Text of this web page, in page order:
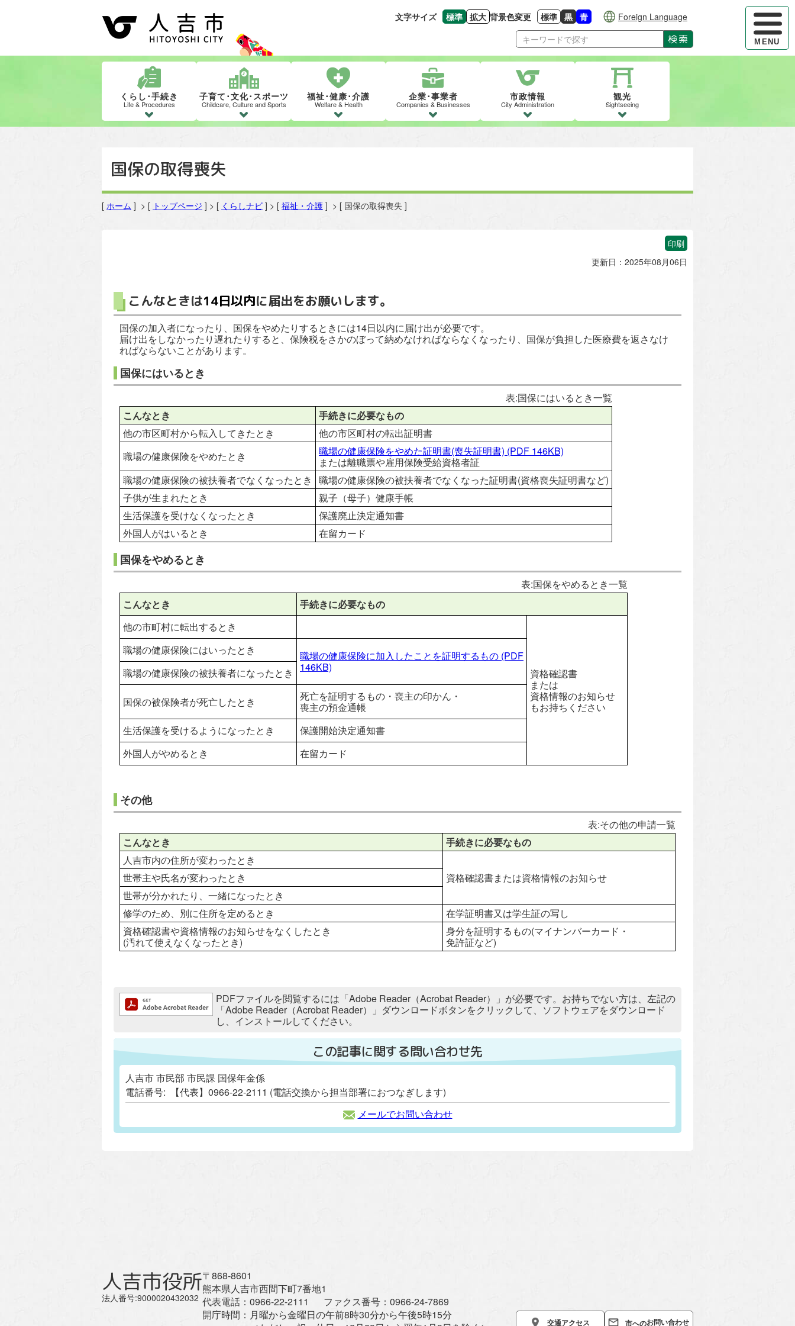
ハンバー
MENU
文字サイズ 標準
文字の大きさをもとの大きさに戻す
拡大
文字を大きくする
背景色変更 標準
背景色の変更：白
黒
背景色の変更：黒
青
背景色の変更：青
Foreign Language
検索
くらし･手続き
Life & Procedures
子育て･文化･スポーツ
Childcare, Culture and Sports
福祉･健康･介護
Welfare & Health
企業･事業者
Companies & Businesses
市政情報
City Administration
観光
Sightseeing
国保の取得喪失
[ ホーム ] > [ トップページ ] > [ くらしナビ ] > [ 福祉・介護 ] > [ 国保の取得喪失 ]
印刷
更新日：2025年08月06日
こんなときは14日以内に届出をお願いします。
国保の加入者になったり、国保をやめたりするときには14日以内に届け出が必要です。
届け出をしなかったり遅れたりすると、保険税をさかのぼって納めなければならなくなったり、国保が負担した医療費を返さなけ
ればならないことがあります。
国保にはいるとき
表:国保にはいるとき一覧
こんなとき
手続きに必要なもの
他の市区町村から転入してきたとき
他の市区町村の転出証明書
職場の健康保険をやめたとき
職場の健康保険をやめた証明書(喪失証明書) (PDF 146KB)
または離職票や雇用保険受給資格者証
職場の健康保険の被扶養者でなくなったとき
職場の健康保険の被扶養者でなくなった証明書(資格喪失証明書など)
子供が生まれたとき
親子（母子）健康手帳
生活保護を受けなくなったとき
保護廃止決定通知書
外国人がはいるとき
在留カード
国保をやめるとき
表:国保をやめるとき一覧
こんなとき
手続きに必要なもの
他の市町村に転出するとき
資格確認書
または
資格情報のお知らせ
もお持ちください
職場の健康保険にはいったとき 職場の健康保険に加入したことを証明するもの (PDF
146KB)
職場の健康保険の被扶養者になったとき
国保の被保険者が死亡したとき
死亡を証明するもの・喪主の印かん・
喪主の預金通帳
生活保護を受けるようになったとき
保護開始決定通知書
外国人がやめるとき
在留カード
その他
表:その他の申請一覧
こんなとき
手続きに必要なもの
人吉市内の住所が変わったとき
資格確認書または資格情報のお知らせ
世帯主や氏名が変わったとき
世帯が分かれたり、一緒になったとき
修学のため、別に住所を定めるとき
在学証明書又は学生証の写し
資格確認書や資格情報のお知らせをなくしたとき
(汚れて使えなくなったとき)
身分を証明するもの(マイナンバーカード・
免許証など)
追加情報：PDFファイルPDFファイルを閲覧するには「Adobe Reader（Acrobat Reader）」が必要です。お持ちでない方は、左記の
「Adobe Reader（Acrobat Reader）」ダウンロードボタンをクリックして、ソフトウェアをダウンロード
し、インストールしてください。
この記事に関する問い合わせ先
人吉市 市民部 市民課 国保年金係
電話番号:
【代表】0966-22-2111 (電話交換から担当部署におつなぎします)
メールでお問い合わせ
人吉市役所
法人番号:9000020432032
〒868-8601
熊本県人吉市西間下町7番地1
代表電話： 0966-22-2111 ファクス番号： 0966-24-7869
開庁時間： 月曜から金曜日の午前8時30分から午後5時15分
交通アクセス 市へのお問い合わせ